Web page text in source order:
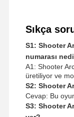
Sıkça
S1: Shooter
numarası
A1: Shooter
üretiliyor ve
S2: Shooter
Cevap: Bu
S3: Shooter